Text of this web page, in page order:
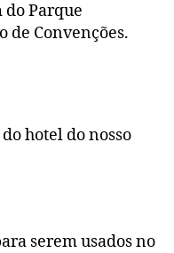
do Parque
de Convenções.
hotel do nosso
serem usados no